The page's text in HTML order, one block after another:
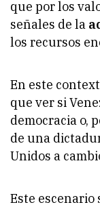
que por los
señales de la
los recursos
En este
que ver si
democracia o,
de una
Unidos a
Este escenario